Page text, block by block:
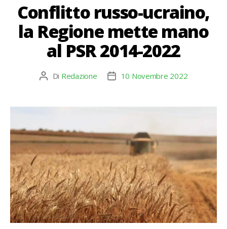
Conflitto russo-ucraino,
la Regione mette mano
al PSR 2014-2022
Autore
Di Redazione
Data10 Novembre 2022